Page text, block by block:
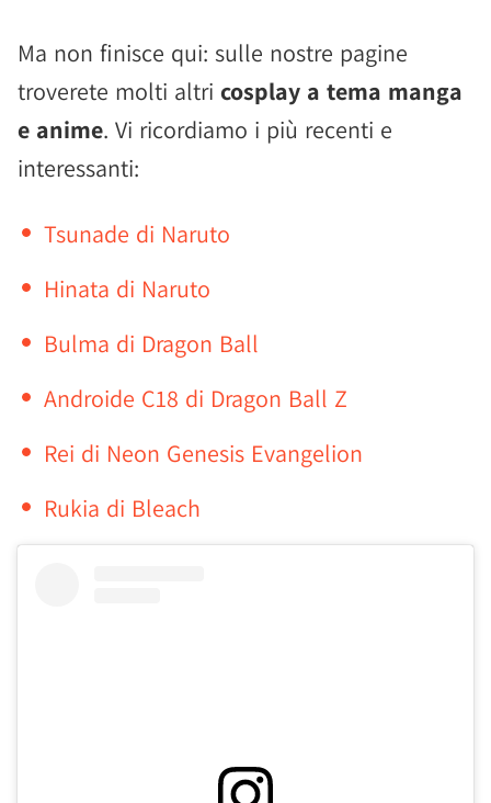
Ma non finisce qui: sulle nostre pagine
troverete molti altri cosplay a tema manga
e anime. Vi ricordiamo i più recenti e
interessanti:
Tsunade di Naruto
Hinata di Naruto
Bulma di Dragon Ball
Androide C18 di Dragon Ball Z
Rei di Neon Genesis Evangelion
Rukia di Bleach